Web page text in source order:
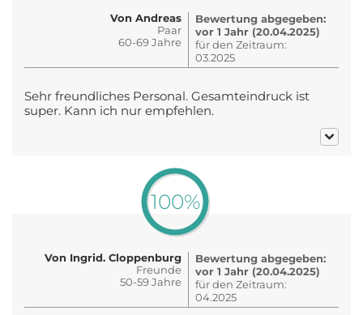
Von Andreas
Paar
60-69 Jahre
Bewertung abgegeben:
vor 1 Jahr (20.04.2025)
für den Zeitraum:
03.2025
Sehr freundliches Personal. Gesamteindruck ist
super. Kann ich nur empfehlen.
100%
Von Ingrid. Cloppenburg
Freunde
50-59 Jahre
Bewertung abgegeben:
vor 1 Jahr (20.04.2025)
für den Zeitraum:
04.2025